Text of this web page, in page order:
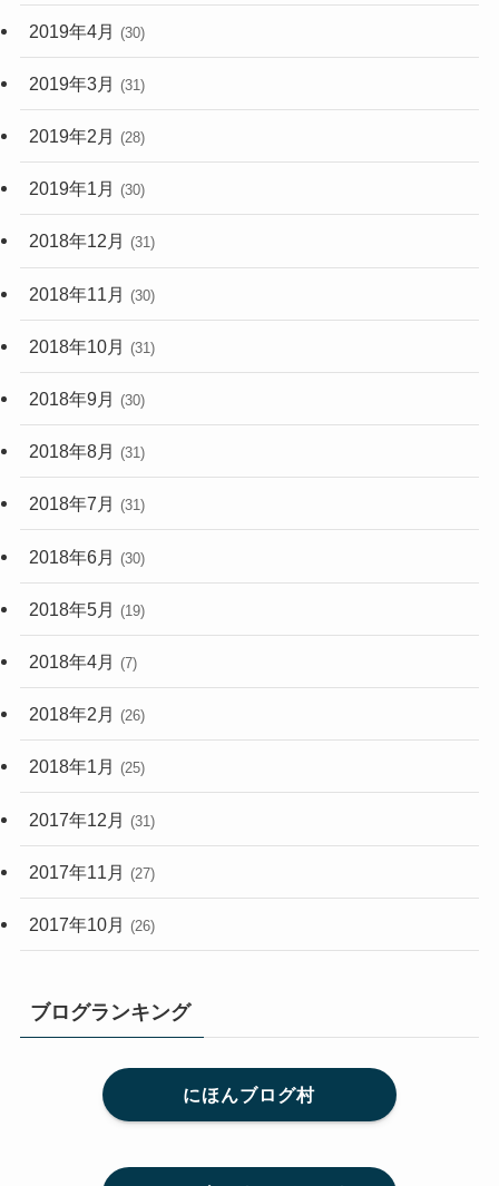
2019年4月 (30)
2019年3月 (31)
2019年2月 (28)
2019年1月 (30)
2018年12月 (31)
2018年11月 (30)
2018年10月 (31)
2018年9月 (30)
2018年8月 (31)
2018年7月 (31)
2018年6月 (30)
2018年5月 (19)
2018年4月 (7)
2018年2月 (26)
2018年1月 (25)
2017年12月 (31)
2017年11月 (27)
2017年10月 (26)
ブログランキング
にほんブログ村